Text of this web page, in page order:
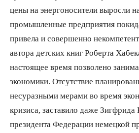
цены на энергоносители выросли
промышленные предприятия
привела и совершенно
автора детских книг Роберта
настоящее время позволено
экономики. Отсутствие
несуразными мерами во время
кризиса, заставило даже Зигфрида
президента Федерации немецкой